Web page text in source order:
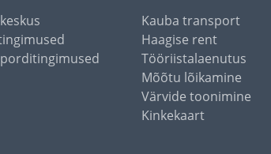
Kauba transport
Haagise rent
Tööriistalaenutus
Mõõtu lõikamine
Värvide toonimine
Kinkekaart